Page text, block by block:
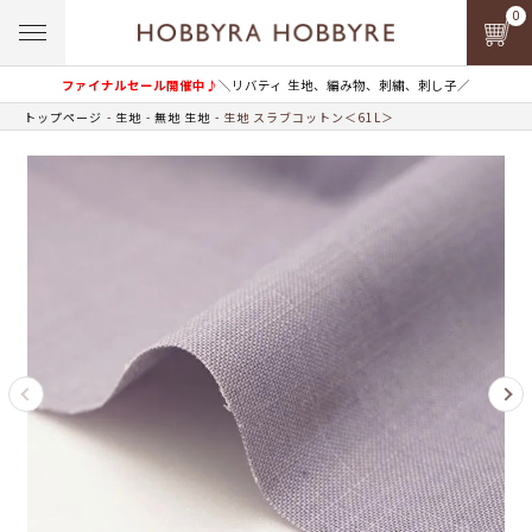
ファイナルセール開催中♪＼リバティ 生地、編み物、刺繍、刺し子／
0
トップページ 生地 無地 生地 生地 スラブコットン＜61L＞